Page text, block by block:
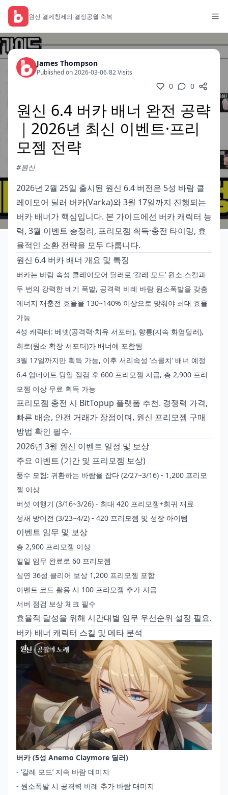
원신 결제창세의 결정공월 축복
James Thompson
Published on 2026-03-06/82 Visits
0 0
원신 6.4 버카 배너 완전 공략
｜2026년 최신 이벤트·프리
모젬 전략
#원신
2026년 2월 25일 출시된 원신 6.4 버전은 5성 바람 클
레이모어 딜러 버카(Varka)와 3월 17일까지 진행되는
버카 배너가 핵심입니다. 본 가이드에선 버카 캐릭터 능
력, 3월 이벤트 총정리, 프리모젬 획득·충전 타이밍, 효
율적인 소환 전략을 모두 다룹니다.
원신 6.4 버카 배너 개요 및 특징
버카는 바람 속성 클레이모어 딜러로 ‘갈레 모드’ 원소 스킬과
두 번의 강력한 베기 폭발, 공격력 비례 바람 원소폭발을 갖춤
에너지 재충전 효율을 130~140% 이상으로 맞춰야 최대 효율
가능
4성 캐릭터: 베넷(공격력·치유 서포터), 향릉(지속 화염딜러),
취로(원소 확장 서포터)가 배너에 포함됨
3월 17일까지만 획득 가능, 이후 서리속성 ‘스콜치’ 배너 예정
6.4 업데이트 당일 점검 후 600 프리모젬 지급, 총 2,900 프리
모젬 이상 무료 획득 가능
프리모젬 충전 시 BitTopup 플랫폼 추천. 경쟁력 가격,
빠른 배송, 안전 거래가 장점이며, 원신 프리모젬 구매
방법 확인 필수.
2026년 3월 원신 이벤트 일정 및 보상
주요 이벤트 (기간 및 프리모젬 보상)
풍수 모험: 귀환하는 바람을 잡다 (2/27~3/16) - 1,200 프리모
젬 이상
버섯 여행기 (3/16~3/26) - 최대 420 프리모젬+희귀 재료
성채 방어전 (3/23~4/2) - 420 프리모젬 및 성장 아이템
이벤트 임무 및 보상
총 2,900 프리모젬 이상
일일 임무 완료로 60 프리모젬
심연 36성 클리어 보상 1,200 프리모젬 포함
이벤트 코드 활용 시 100 프리모젬 추가 지급
서버 점검 보상 체크 필수
효율적 달성을 위해 시간대별 임무 우선순위 설정 필요.
버카 배너 캐릭터 스킬 및 메타 분석
버카 (5성 Anemo Claymore 딜러)
‐ ‘갈레 모드’ 지속 바람 데미지
‐ 원소폭발 시 공격력 비례 추가 바람 대미지